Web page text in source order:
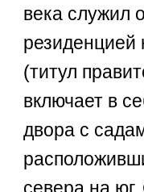
века служил
резиденцией
(титул
включает в
двора с